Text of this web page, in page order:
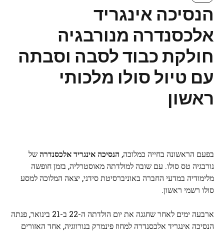
הנסיכה אינגריד
אלכסנדרה מנורבגיה
חולקת כבוד לסבה וסבתה
עם טיול סולו מלכותי
ראשון
בפעם הראשונה בחייה כמלוכה, הנסיכה אינגריד אלכסנדרהשל
נורבגיה טס סולו. עם שובה למולדתה מאוסטרליה, בזמן חופשה
מלימודיה במדעי החברה באוניברסיטת סידני, יצאה המלוכה למסע
סולו רשמי ראשון.
ארבעה ימים לאחר שחגגה את יום הולדתה ה-22 ב-21 בינואר, פנתה
הנסיכה אינגריד אלכסנדרה למחוז פינמרק בנורווגיה, אחד האזורים